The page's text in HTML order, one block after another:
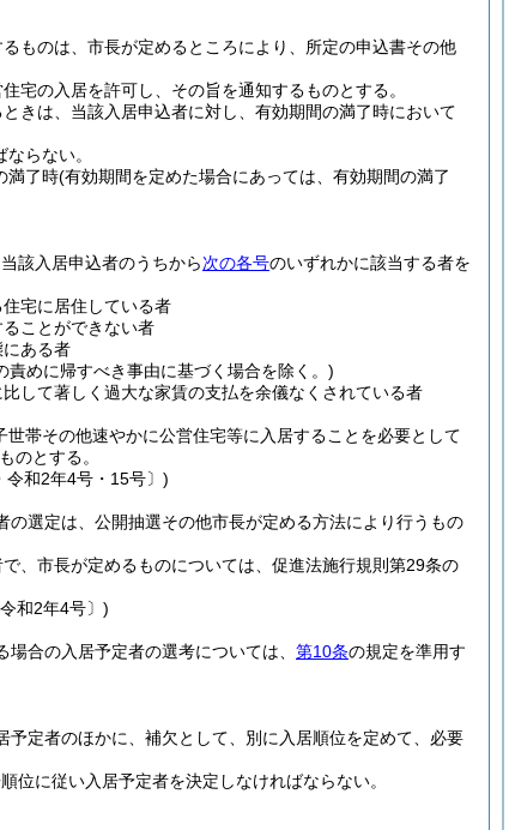
ものは、市長が定めるところにより、所定の申込書その他
宅の入居を許可し、その旨を通知するものとする。
きは、当該入居申込者に対し、有効期間の満了時において
らない。
満了時(有効期間を定めた場合にあっては、有効期間の満了
該入居申込者のうちから次の各号のいずれかに該当する者を
宅に居住している者
ことができない者
ある者
責めに帰すべき事由に基づく場合を除く。)
して著しく過大な家賃の支払を余儀なくされている者
帯その他速やかに公営住宅等に入居することを必要として
のとする。
和2年4号・15号〕)
選定は、公開抽選その他市長が定める方法により行うもの
、市長が定めるものについては、促進法施行規則第29条の
和2年4号〕)
合の入居予定者の選考については、 第10条の規定を準用す
定者のほかに、補欠として、別に入居順位を定めて、必要
位に従い入居予定者を決定しなければならない。